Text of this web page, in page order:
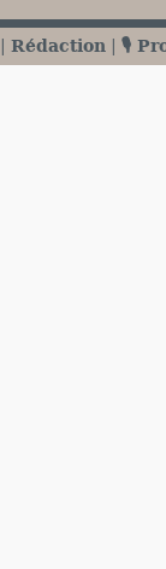
Rédaction 🎙️